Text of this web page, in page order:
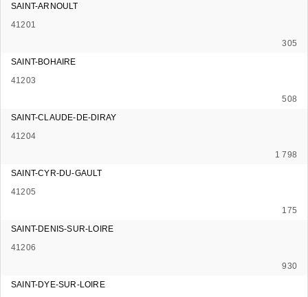
SAINT-ARNOULT
41201
305
SAINT-BOHAIRE
41203
508
SAINT-CLAUDE-DE-DIRAY
41204
1 798
SAINT-CYR-DU-GAULT
41205
175
SAINT-DENIS-SUR-LOIRE
41206
930
SAINT-DYE-SUR-LOIRE